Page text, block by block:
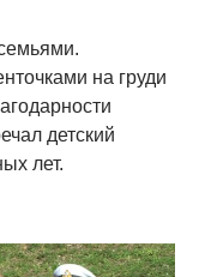
на груди
детский
лет.